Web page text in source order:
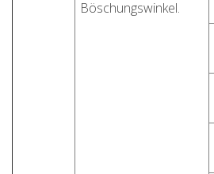
Böschungswinkel.